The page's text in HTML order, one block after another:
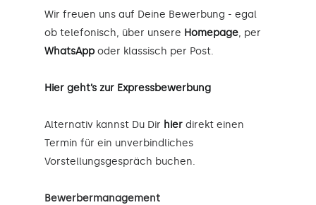
Wir freuen uns auf Deine Bewerbung - egal
ob telefonisch, über unsere Homepage, per
WhatsApp oder klassisch per Post.
Hier geht’s zur Expressbewerbung
Alternativ kannst Du Dir hier direkt einen
Termin für ein unverbindliches
Vorstellungsgespräch buchen.
Bewerbermanagement